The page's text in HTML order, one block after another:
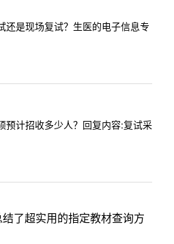
是现场复试？生医的电子信息专
计招收多少人？回复内容:复试采
了超实用的指定教材查询方